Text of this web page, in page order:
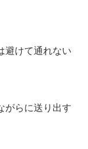
避けて通れない
がらに送り出す